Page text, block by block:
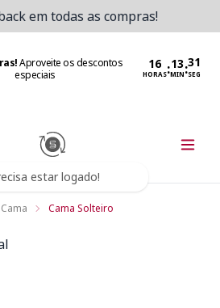
em todas as compras!
Aproveite os descontos
especiais
HORAS:MIN:SEG
estar logado!
Cama Cama Solteiro